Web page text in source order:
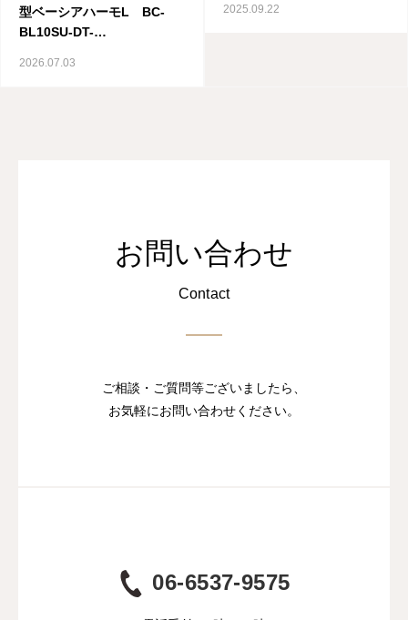
型ベーシアハーモL BC-
BL10SU-DT-
2026.07.03
2025.09.22
お問い合わせ
Contact
ご相談・ご質問等ございましたら、
お気軽にお問い合わせください。
06-6537-9575